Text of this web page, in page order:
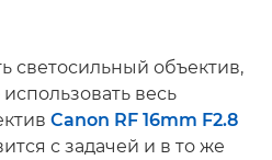
светосильный объектив,
весь
Canon RF 16mm F2.8
с задачей и в то же